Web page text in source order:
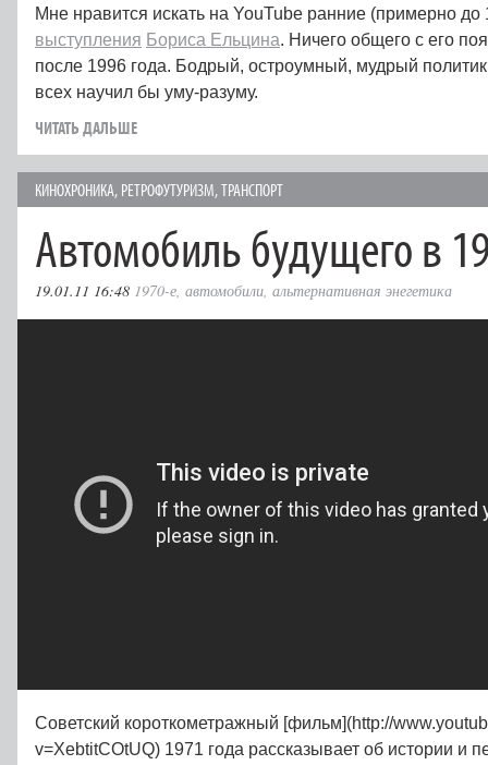
Мне нравится искать на YouTube ранние (примерно до
выступления Бориса Ельцина. Ничего общего с его
после 1996 года. Бодрый, остроумный, мудрый
всех научил бы уму-разуму.
ЧИТАТЬ ДАЛЬШЕ
КИНОХРОНИКА, РЕТРОФУТУРИЗМ,ТРАНСПОРТ
Автомобиль будущего в
19.01.11 16:48 1970-е, автомобили, альтернативная энегетика
Советский короткометражный [фильм](http://
v=XebtitCOtUQ) 1971 года рассказывает об истории и